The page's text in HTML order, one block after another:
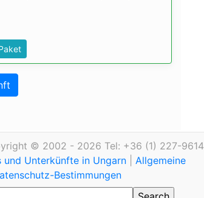
© 2002 - 2026 Tel: +36 (1) 227-9614
Unterkünfte in Ungarn
Allgemeine
Bestimmungen